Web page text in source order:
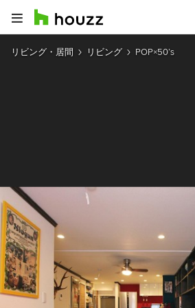
リビング・居間 リビング POP×50’s